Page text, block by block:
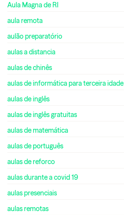
Aula Magna de RI
aula remota
aulão preparatório
aulas a distancia
aulas de chinês
aulas de informática para terceira idade
aulas de inglês
aulas de inglês gratuitas
aulas de matemática
aulas de português
aulas de reforco
aulas durante a covid 19
aulas presenciais
aulas remotas